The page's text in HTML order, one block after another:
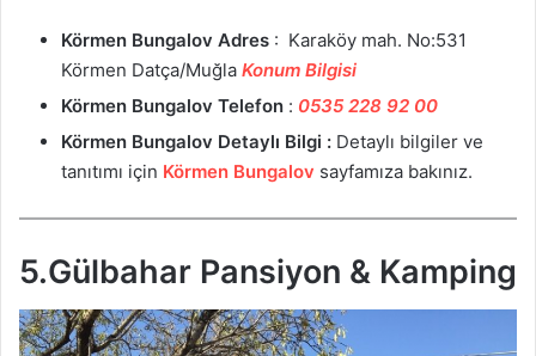
Körmen Bungalov Adres : Karaköy mah. No:531
Körmen Datça/Muğla Konum Bilgisi
Körmen Bungalov Telefon : 0535 228 92 00
Körmen Bungalov Detaylı Bilgi : Detaylı bilgiler ve
tanıtımı için Körmen Bungalov sayfamıza bakınız.
5.Gülbahar Pansiyon & Kamping